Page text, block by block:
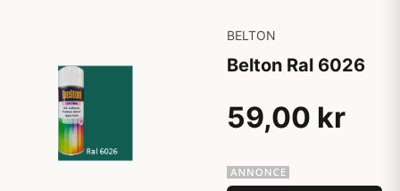
BELTON
Belton Ral 6026
59,00 kr